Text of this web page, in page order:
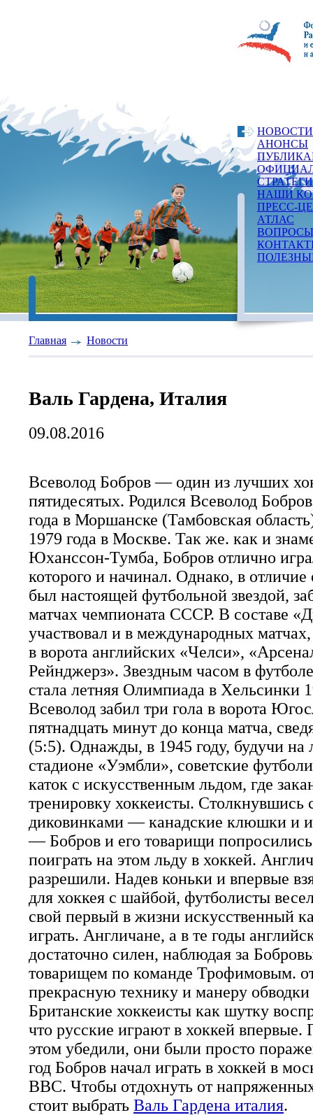
НОВОСТИ
АНОНСЫ
НАШИ
ПРЕСС-
АТЛАС
Главная Новости
Валь Гардена, Италия
09.08.2016
Всеволод Бобров — один из лучших
пятидесятых. Родился Всеволод
года в Моршанске (Тамбовская
1979 года в Москве. Так же. как и
Юханссон-Тумба, Бобров отлично
которого и начинал. Однако, в
был настоящей футбольной звездой,
матчах чемпионата СССР. В составе
участвовал и в международных
в ворота английских «Челси»,
Рейнджерз». Звездным часом в
стала летняя Олимпиада в Хельсинки
Всеволод забил три гола в ворота
пятнадцать минут до конца матча,
(5:5). Однажды, в 1945 году, будучи на
стадионе «Уэмбли», советские
каток с искусственным льдом, где
тренировку хоккеисты. Столкнувшись
диковинками — канадские клюшки и
— Бобров и его товарищи попросились
поиграть на этом льду в хоккей.
разрешили. Надев коньки и впервые
для хоккея с шайбой, футболисты
свой первый в жизни искусственный
играть. Англичане, а в те годы
достаточно силен, наблюдая за
товарищем по команде Трофимовым.
прекрасную технику и манеру
Британские хоккеисты как шутку
что русские играют в хоккей впервые.
этом убедили, они были просто
год Бобров начал играть в хоккей в
ВВС. Чтобы отдохнуть от
стоит выбрать Валь Гардена италия.